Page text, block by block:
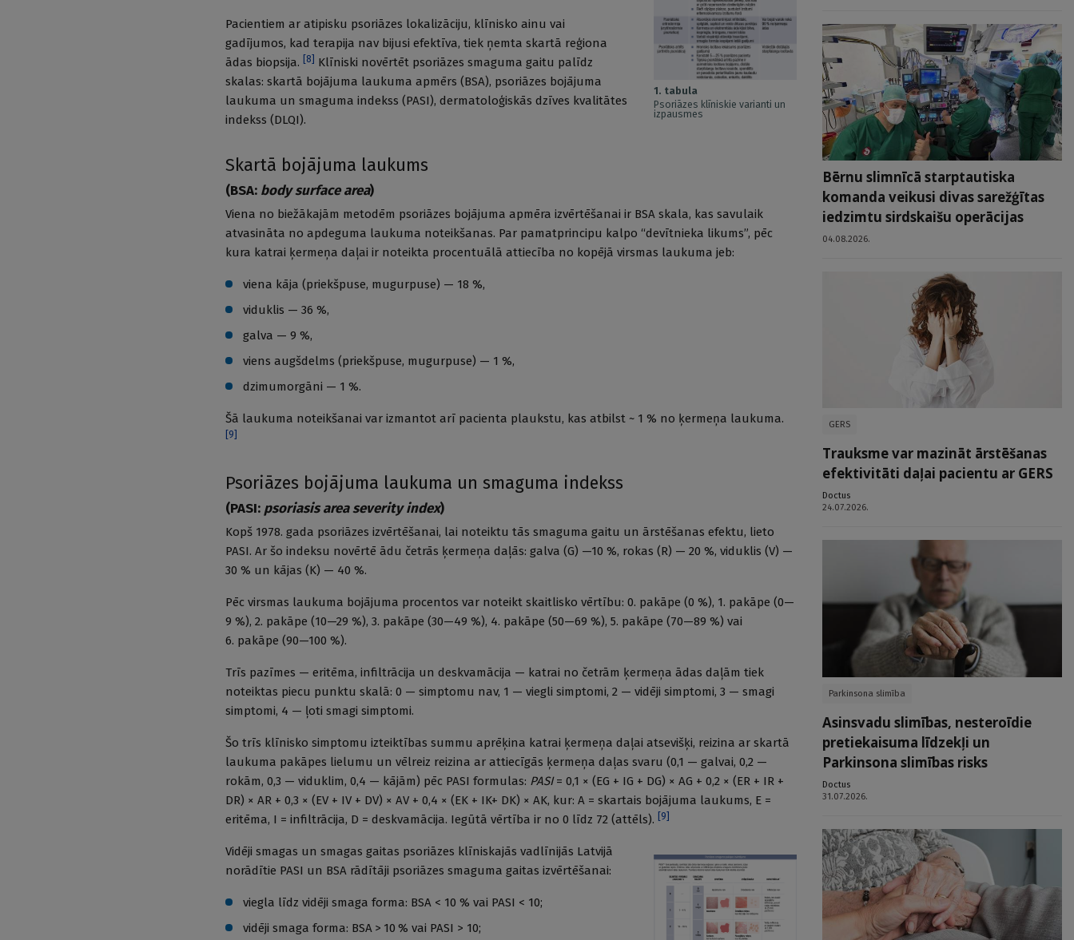
1. tabula
Psoriāzes klīniskie varianti un
izpausmes
Pacientiem ar atipisku psoriāzes lokalizāciju, klīnisko ainu vai
gadījumos, kad terapija nav bijusi efektīva, tiek ņemta skartā reģiona
ādas biopsija.
8
Klīniski novērtēt psoriāzes smaguma gaitu palīdz
skalas: skartā bojājuma laukuma apmērs (BSA), psoriāzes bojājuma
laukuma un smaguma indekss (PASI), dermatoloģiskās dzīves kvalitātes
indekss (DLQI).
Skartā bojājuma laukums
(BSA: body surface area)
Viena no biežākajām metodēm psoriāzes bojājuma apmēra izvērtēšanai ir BSA skala, kas savulaik
atvasināta no apdeguma laukuma noteikšanas. Par pamatprincipu kalpo “devītnieka likums”, pēc
kura katrai ķermeņa daļai ir noteikta procentuālā attiecība no kopējā virsmas laukuma jeb:
viena kāja (priekšpuse, mugurpuse) — 18 %,
viduklis — 36 %,
galva — 9 %,
viens augšdelms (priekšpuse, mugurpuse) — 1 %,
dzimumorgāni — 1 %.
Šā laukuma noteikšanai var izmantot arī pacienta plaukstu, kas atbilst ~ 1 % no ķermeņa laukuma.
9
Psoriāzes bojājuma laukuma un smaguma indekss
(PASI: psoriasis area severity index)
Kopš 1978. gada psoriāzes izvērtēšanai, lai noteiktu tās smaguma gaitu un ārstēšanas efektu, lieto
PASI. Ar šo indeksu novērtē ādu četrās ķermeņa daļās: galva (G) —10 %, rokas (R) — 20 %, viduklis (V) —
30 % un kājas (K) — 40 %.
Pēc virsmas laukuma bojājuma procentos var noteikt skaitlisko vērtību: 0. pakāpe (0 %), 1. pakāpe (0—
9 %), 2. pakāpe (10—29 %), 3. pakāpe (30—49 %), 4. pakāpe (50—69 %), 5. pakāpe (70—89 %) vai
6. pakāpe (90—100 %).
Trīs pazīmes — eritēma, infiltrācija un deskvamācija — katrai no četrām ķermeņa ādas daļām tiek
noteiktas piecu punktu skalā: 0 — simptomu nav, 1 — viegli simptomi, 2 — vidēji simptomi, 3 — smagi
simptomi, 4 — ļoti smagi simptomi.
Šo trīs klīnisko simptomu izteiktības summu aprēķina katrai ķermeņa daļai atsevišķi, reizina ar skartā
laukuma pakāpes lielumu un vēlreiz reizina ar attiecīgās ķermeņa daļas svaru (0,1 — galvai, 0,2 —
rokām, 0,3 — viduklim, 0,4 — kājām) pēc PASI formulas: PASI= 0,1 × (EG + IG + DG) × AG + 0,2 × (ER + IR +
DR) × AR + 0,3 × (EV + IV + DV) × AV + 0,4 × (EK + IK+ DK) × AK, kur: A = skartais bojājuma laukums, E =
eritēma, I = infiltrācija, D = deskvamācija. Iegūtā vērtība ir no 0 līdz 72 (attēls).
9
Vidēji smagas un smagas gaitas psoriāzes klīniskajās vadlīnijās Latvijā
norādītie PASI un BSA rādītāji psoriāzes smaguma gaitas izvērtēšanai:
viegla līdz vidēji smaga forma: BSA < 10 % vai PASI < 10;
vidēji smaga forma: BSA > 10 % vai PASI > 10;
Bērnu slimnīcā starptautiska
komanda veikusi divas sarežģītas
iedzimtu sirdskaišu operācijas
04.08.2026.
GERS
Trauksme var mazināt ārstēšanas
efektivitāti daļai pacientu ar GERS
Doctus
24.07.2026.
Parkinsona slimība
Asinsvadu slimības, nesteroīdie
pretiekaisuma līdzekļi un
Parkinsona slimības risks
Doctus
31.07.2026.